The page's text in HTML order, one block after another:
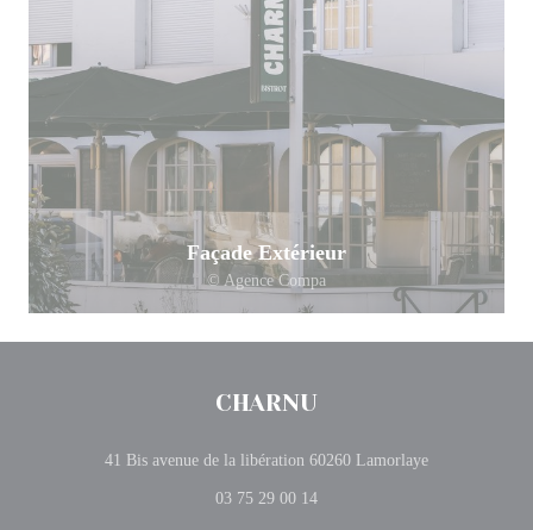
Façade Extérieur
© Agence Compa
CHARNU
41 Bis avenue de la libération 60260 Lamorlaye((otevře se v
03 75 29 00 14